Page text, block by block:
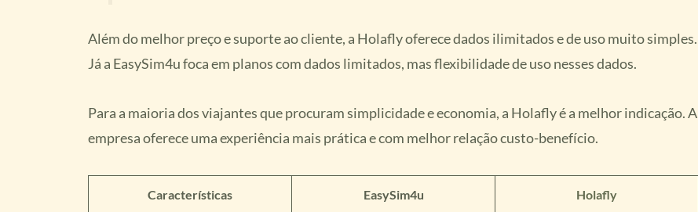
Além do melhor preço e suporte ao cliente, a Holafly oferece dados ilimitados e de uso muito simples.
Já a EasySim4u foca em planos com dados limitados, mas flexibilidade de uso nesses dados.
Para a maioria dos viajantes que procuram simplicidade e economia, a Holafly é a melhor indicação. A
empresa oferece uma experiência mais prática e com melhor relação custo-benefício.
Características EasySim4u Holafly